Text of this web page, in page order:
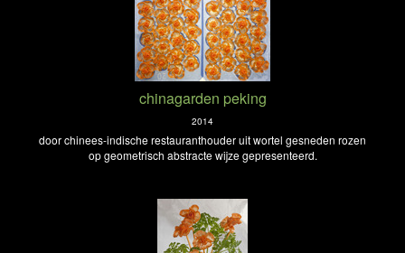
chinagarden peking
2014
door chinees-indische restauranthouder uit wortel gesneden rozen
op geometrisch abstracte wijze gepresenteerd.